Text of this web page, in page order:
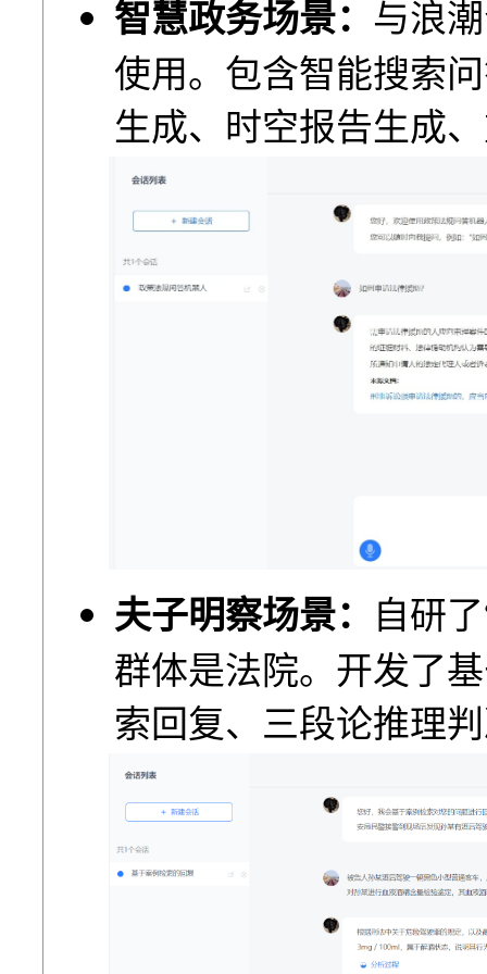
智慧政务场景： 与浪
使⽤。包含智能搜索
⽣成、时空报告⽣成
夫⼦明察场景： ⾃研
群体是法院。开发了
索回复、三段论推理